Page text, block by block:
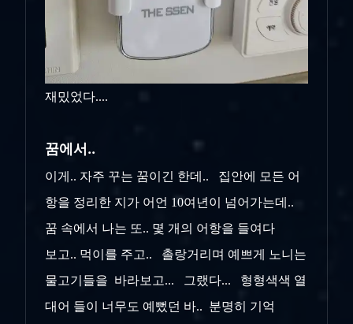
재밌었다....
꿈에서..
이게.. 자주 꾸는 꿈이긴 한데.. 집안에 모든 어
항을 정리한 지가 어언 10여년이 넘어가는데..
꿈 속에서 나는 또.. 몇 개의 어항을 들여다
보고.. 먹이를 주고.. 촐랑거리며 예쁘게 노니는
물고기들을 바라보고... 그랬다... 형형색색 열
대어 들이 너무도 예뻤던 바.. 분명히 기억